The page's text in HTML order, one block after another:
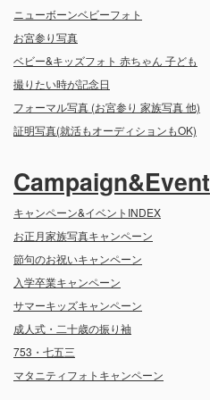
ニューボーンベビーフォト
お宮参り写真
ベビー&キッズフォト 赤ちゃん 子ども
撮りたい時が記念日
フォーマル写真 (お宮参り 家族写真 他)
証明写真(就活もオーディションもOK)
Campaign&Event
キャンペーン&イベントINDEX
お正月家族写真キャンペーン
節句のお祝いキャンペーン
入学卒業キャンペーン
サマーキッズキャンペーン
成人式・二十歳の振り袖
753・七五三
マタニティフォトキャンペーン